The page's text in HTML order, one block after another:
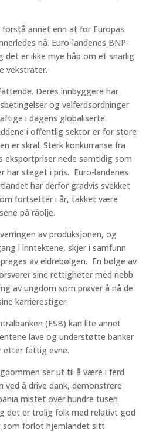
forstå annet enn at for Europas
nå. Euro-landenes BNP-
det er ikke mye håp om et snarlig
vekstrater.
Deres innbyggere har
og velferdsordninger
i dagens globaliserte
i offentlig sektor er for store
er skral. Sterk konkurranse fra
eksportpriser nede samtidig som
har steget i pris. Euro-landenes
har derfor gradvis svekket
fortsetter i år, takket være
på råolje.
av produksjonen, og
i inntektene, skjer i samfunn
av eldrebølgen. En bølge av
sine rettigheter med nebb
av ungdom som prøver å nå de
karrierestiger.
(ESB) kan lite annet
lave og understøtte banker
etter fattig evne.
ser ut til å være i ferd
ved å drive dank, demonstrere
mistet over hundre tusen
det er trolig folk med relativt god
som forlot hjemlandet sitt.